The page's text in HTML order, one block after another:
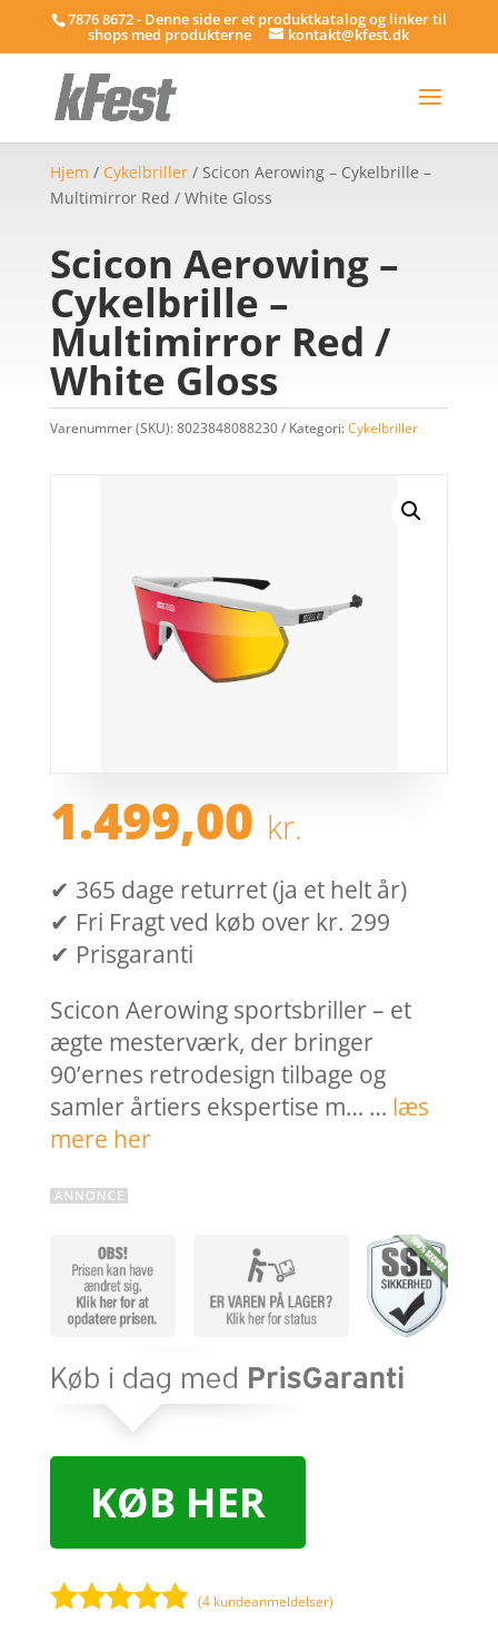
7876 8672 - Denne side er et produktkatalog og linker til
shops med produkterne kontakt@kfest.dk
Hjem / Cykelbriller/ Scicon Aerowing – Cykelbrille –
Multimirror Red / White Gloss
Scicon Aerowing –
Cykelbrille –
Multimirror Red /
White Gloss
Varenummer (SKU):8023848088230 Kategori:Cykelbriller
1.499,00 kr.
✔ 365 dage returret (ja et helt år)
✔ Fri Fragt ved køb over kr. 299
✔ Prisgaranti
Scicon Aerowing sportsbriller – et
ægte mesterværk, der bringer
90’ernes retrodesign tilbage og
samler årtiers ekspertise m… … læs
mere her
KØB HER
(4 kundeanmeldelser)